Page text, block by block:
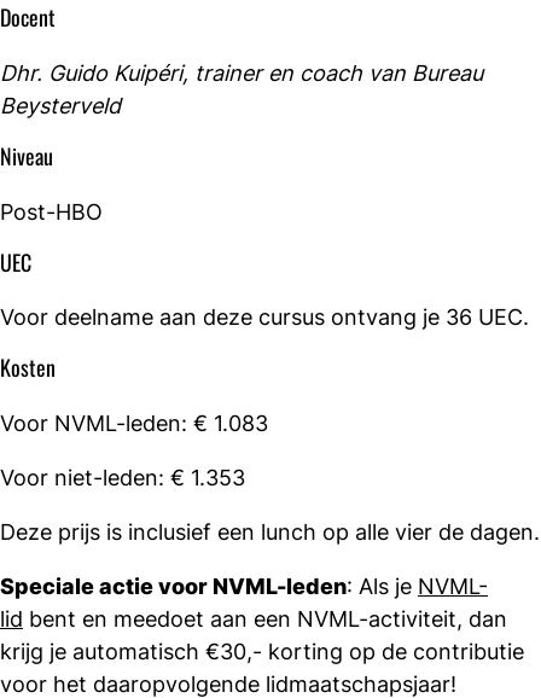
Docent
Dhr. Guido Kuipéri, trainer en coach van Bureau
Beysterveld
Niveau
Post-HBO
UEC
Voor deelname aan deze cursus ontvang je 36 UEC.
Kosten
Voor NVML-leden: € 1.083
Voor niet-leden: € 1.353
Deze prijs is inclusief een lunch op alle vier de dagen.
Speciale actie voor NVML-leden: Als je NVML-
lid bent en meedoet aan een NVML-activiteit, dan
krijg je automatisch €30,- korting op de contributie
voor het daaropvolgende lidmaatschapsjaar!